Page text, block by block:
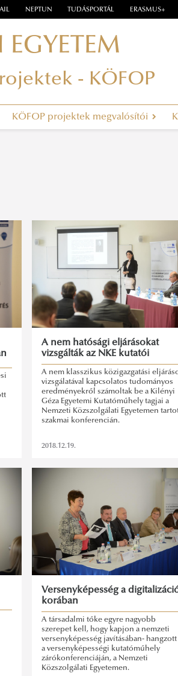
NEPTUN TUDÁSPORTÁL ERASMUS+
- KÖFOP
KÖFOP projektek megvalósítói
A nem hatósági eljárásokat
vizsgálták az NKE kutatói
A nem klasszikus közigazgatási
vizsgálatával kapcsolatos tudományos
eredményekről számoltak be a Kilényi
Géza Egyetemi Kutatóműhely tagjai a
Nemzeti Közszolgálati Egyetemen
szakmai konferencián.
2018.12.19.
Versenyképesség a
korában
A társadalmi tőke egyre nagyobb
szerepet kell, hogy kapjon a nemzeti
versenyképesség javításában- hangzott
a versenyképességi kutatóműhely
zárókonferenciáján, a Nemzeti
Közszolgálati Egyetemen.